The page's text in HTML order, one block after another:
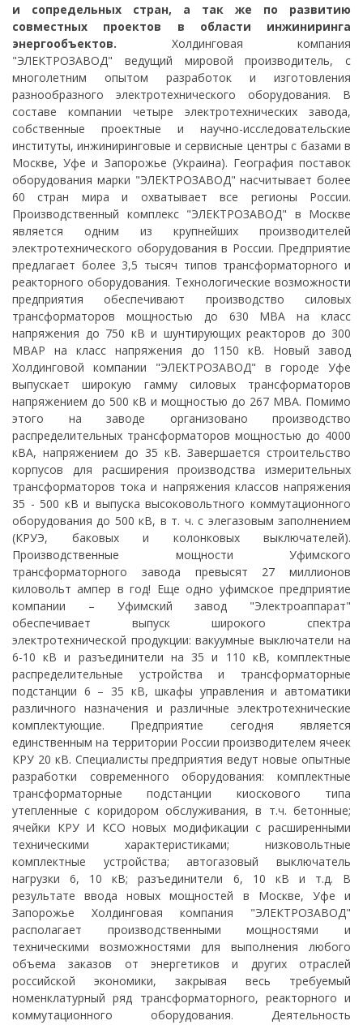
и сопредельных стран, а так же по развитию
совместных проектов в области инжиниринга
энергообъектов. Холдинговая компания
"ЭЛЕКТРОЗАВОД" ведущий мировой производитель, с
многолетним опытом разработок и изготовления
разнообразного электротехнического оборудования. В
составе компании четыре электротехнических завода,
собственные проектные и научно-исследовательские
институты, инжиниринговые и сервисные центры с базами в
Москве, Уфе и Запорожье (Украина). География поставок
оборудования марки "ЭЛЕКТРОЗАВОД" насчитывает более
60 стран мира и охватывает все регионы России.
Производственный комплекс "ЭЛЕКТРОЗАВОД" в Москве
является одним из крупнейших производителей
электротехнического оборудования в России. Предприятие
предлагает более 3,5 тысяч типов трансформаторного и
реакторного оборудования. Технологические возможности
предприятия обеспечивают производство силовых
трансформаторов мощностью до 630 МВА на класс
напряжения до 750 кВ и шунтирующих реакторов до 300
МВАР на класс напряжения до 1150 кВ. Новый завод
Холдинговой компании "ЭЛЕКТРОЗАВОД" в городе Уфе
выпускает широкую гамму силовых трансформаторов
напряжением до 500 кВ и мощностью до 267 МВА. Помимо
этого на заводе организовано производство
распределительных трансформаторов мощностью до 4000
кВА, напряжением до 35 кВ. Завершается строительство
корпусов для расширения производства измерительных
трансформаторов тока и напряжения классов напряжения
35 - 500 кВ и выпуска высоковольтного коммутационного
оборудования до 500 кВ, в т. ч. с элегазовым заполнением
(КРУЭ, баковых и колонковых выключателей).
Производственные мощности Уфимского
трансформаторного завода превысят 27 миллионов
киловольт ампер в год! Еще одно уфимское предприятие
компании – Уфимский завод "Электроаппарат"
обеспечивает выпуск широкого спектра
электротехнической продукции: вакуумные выключатели на
6-10 кВ и разъединители на 35 и 110 кВ, комплектные
распределительные устройства и трансформаторные
подстанции 6 – 35 кВ, шкафы управления и автоматики
различного назначения и различные электротехнические
комплектующие. Предприятие сегодня является
единственным на территории России производителем ячеек
КРУ 20 кВ. Специалисты предприятия ведут новые опытные
разработки современного оборудования: комплектные
трансформаторные подстанции киоскового типа
утепленные с коридором обслуживания, в т.ч. бетонные;
ячейки КРУ И КСО новых модификации с расширенными
техническими характеристиками; низковольтные
комплектные устройства; автогазовый выключатель
нагрузки 6, 10 кВ; разъединители 6, 10 кВ и т.д. В
результате ввода новых мощностей в Москве, Уфе и
Запорожье Холдинговая компания "ЭЛЕКТРОЗАВОД"
располагает производственными мощностями и
техническими возможностями для выполнения любого
объема заказов от энергетиков и других отраслей
российской экономики, закрывая весь требуемый
номенклатурный ряд трансформаторного, реакторного и
коммутационного оборудования. Деятельность